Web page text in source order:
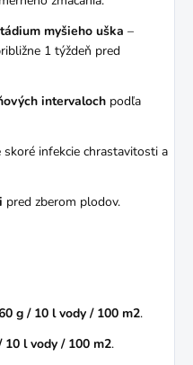
myšieho uška –
1 týždeň pred
intervaloch podľa
skoré infekcie chrastavitosti a
pred zberom plodov.
g / 10 l vody / 100 m2.
10 l vody / 100 m2.